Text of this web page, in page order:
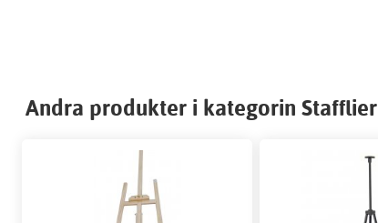
Andra produkter i kategorin Stafflier